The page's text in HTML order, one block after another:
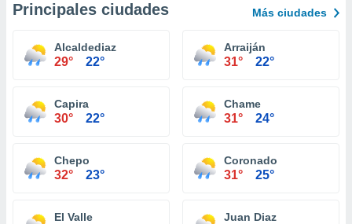
Principales ciudades Más ciudades
Alcaldediaz
29° 22°
Arraiján
31° 22°
Capira
30° 22°
Chame
31° 24°
Chepo
32° 23°
Coronado
31° 25°
El Valle Juan Diaz